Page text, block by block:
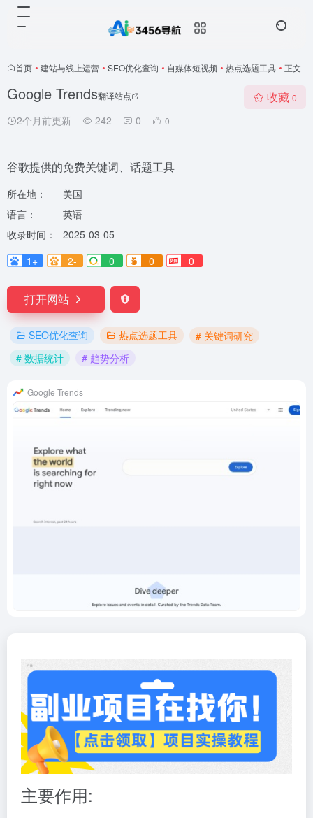
首页 • 建站与线上运营 • SEO优化查询 • 自媒体短视频 • 热点选题工具 • 正文
Google Trends翻译站点
2个月前更新 242 0 0
收藏 0
谷歌提供的免费关键词、话题工具
所在地：
美国
语言：
英语
收录时间：
2025-03-05
1+
2- 0 0 0
打开网站
SEO优化查询 热点选题工具
# 关键词研究
# 数据统计
# 趋势分析
Google Trends
主要作用: